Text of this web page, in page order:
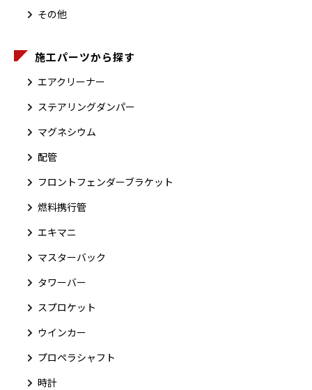
その他
施工パーツから探す
エアクリーナー
ステアリングダンパー
マグネシウム
配管
フロントフェンダーブラケット
燃料携行管
エキマニ
マスターバック
タワーバー
スプロケット
ウインカー
プロペラシャフト
時計